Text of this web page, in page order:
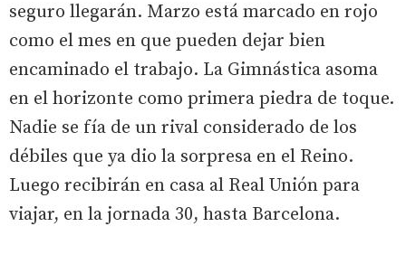
seguro llegarán. Marzo está marcado en rojo
como el mes en que pueden dejar bien
encaminado el trabajo. La Gimnástica asoma
en el horizonte como primera piedra de toque.
Nadie se fía de un rival considerado de los
débiles que ya dio la sorpresa en el Reino.
Luego recibirán en casa al Real Unión para
viajar, en la jornada 30, hasta Barcelona.